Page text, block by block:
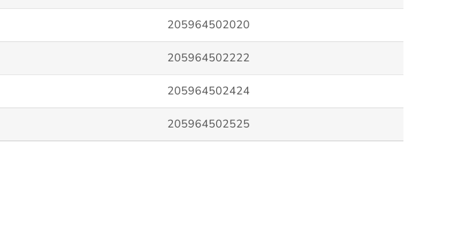
205964502020
205964502222
205964502424
205964502525